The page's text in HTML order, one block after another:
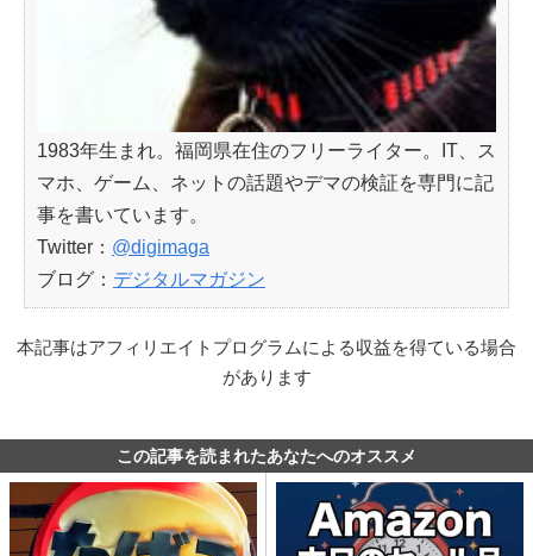
1983年生まれ。福岡県在住のフリーライター。IT、ス
マホ、ゲーム、ネットの話題やデマの検証を専門に記
事を書いています。
Twitter： @digimaga
ブログ： デジタルマガジン
本記事はアフィリエイトプログラムによる収益を得ている場合
があります
この記事を読まれたあなたへのオススメ